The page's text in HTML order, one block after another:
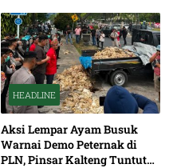
HEADLINE
Aksi Lempar Ayam Busuk
Warnai Demo Peternak di
PLN, Pinsar Kalteng Tuntut